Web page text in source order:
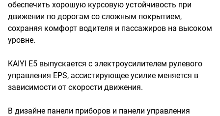
обеспечить хорошую курсовую устойчивость при
движении по дорогам со сложным покрытием,
сохраняя комфорт водителя и пассажиров на высоком
уровне.
KAIYI E5 выпускается с электроусилителем рулевого
управления EPS, ассистирующее усилие меняется в
зависимости от скорости движения.
В дизайне панели приборов и панели управления